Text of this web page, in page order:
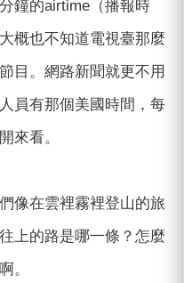
鐘的airtime（播報時
概也不知道電視臺那麼
目。網路新聞就更不用
員有那個美國時間，每
來看。
像在雲裡霧裡登山的旅
上的路是哪一條？怎麼
。